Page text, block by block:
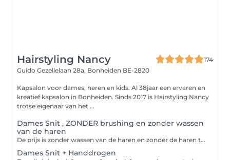
Hairstyling Nancy
174
Guido Gezellelaan 28a, Bonheiden BE-2820
Kapsalon voor dames, heren en kids. Al 38jaar een ervaren en
kreatief kapsalon in Bonheiden. Sinds 2017 is Hairstyling Nancy
trotse eigenaar van het ...
Dames Snit , ZONDER brushing en zonder wassen
van de haren
De prijs is zonder wassen van de haren en zonder de haren te drogen of brushen ook zonder versteviger of afwerkingsproduct. Om hygienische redenen gelieve de haren door de klant diezelfde dag al te wassen voor de kappersafspaak. Indien u een intens verzorgende Kérastase shampoo of een Kérastase verzorgend masker erbij wenst, gelieve deze dienst bij te boeken bij de categorie "VERZORGING".
Dames Snit + Handdrogen